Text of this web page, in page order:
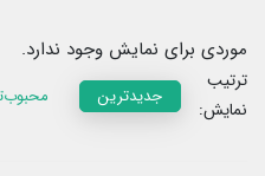
موردی برای نمایش وجود ندارد.
ترتیب
نمایش:
جدیدترین